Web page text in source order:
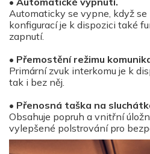
Automaticky se vypne, když
konfigurací je k dispozici také
zapnutí.
• Přemostění režimu
Primární zvuk interkomu je k
tak i bez něj.
• Přenosná taška na
Obsahuje popruh a vnitřní
vylepšené polstrování pro